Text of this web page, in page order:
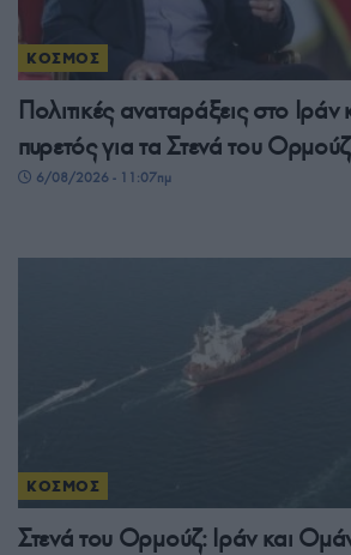
ΚΟΣΜΟΣ
Πολιτικές αναταράξεις στο Ιράν
πυρετός για τα Στενά του Ορμούζ
6/08/2026 - 11:07πμ
ΚΟΣΜΟΣ
Στενά του Ορμούζ: Ιράν και